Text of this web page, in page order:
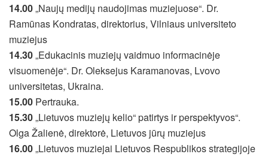
14.00„Naujų medijų naudojimas muziejuose“. Dr.
Ramūnas Kondratas, direktorius, Vilniaus universiteto
muziejus
14.30„Edukacinis muziejų vaidmuo informacinėje
visuomenėje“. Dr. Oleksejus Karamanovas, Lvovo
universitetas, Ukraina.
15.00 Pertrauka.
15.30„Lietuvos muziejų kelio“ patirtys ir perspektyvos“.
Olga Žalienė, direktorė, Lietuvos jūrų muziejus
16.00„Lietuvos muziejai Lietuvos Respublikos strategijoje